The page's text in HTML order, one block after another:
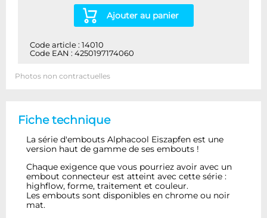
Ajouter au panier
Code article : 14010
Code EAN : 4250197174060
Photos non contractuelles
Fiche technique
La série d'embouts Alphacool Eiszapfen est une
version haut de gamme de ses embouts !
Chaque exigence que vous pourriez avoir avec un
embout connecteur est atteint avec cette série :
highflow, forme, traitement et couleur.
Les embouts sont disponibles en chrome ou noir
mat.